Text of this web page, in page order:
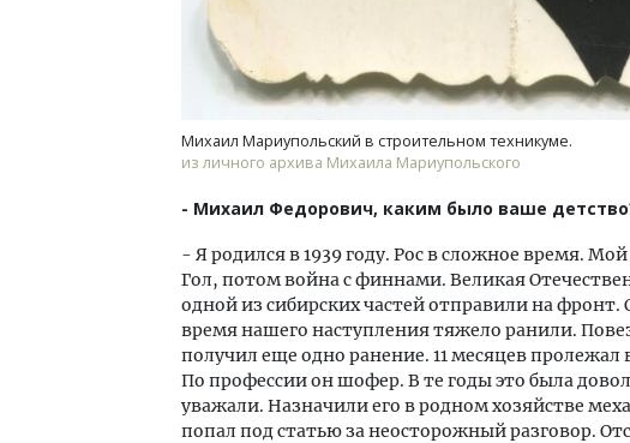
Михаил Мариупольский в строительном техникуме.
из личного архива Михаила Мариупольского
- Михаил Федорович, каким было ваше
- Я родился в 1939 году. Рос в сложное время.
Гол, потом война с финнами. Великая
одной из сибирских частей отправили на
время нашего наступления тяжело ранили.
получил еще одно ранение. 11 месяцев пролежал
По профессии он шофер. В те годы это была
уважали. Назначили его в родном хозяйстве
попал под статью за неосторожный разговор.